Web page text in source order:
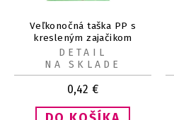
Veľkonočná taška PP s
kresleným zajačikom
20x39x6cm 1ks
0,42 €
DETAIL
NA SKLADE